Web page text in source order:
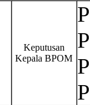
Keputusan
Kepala BPOM